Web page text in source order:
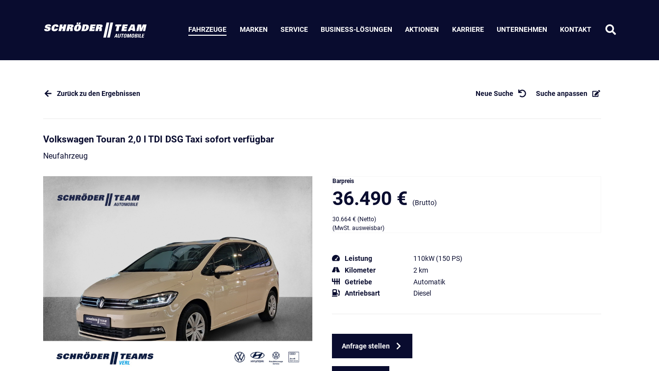
FAHRZEUGE MARKEN SERVICE BUSINESS-LÖSUNGEN AKTIONEN KARRIERE UNTERNEHMEN KONTAKT
Zurück zu den Ergebnissen Neue Suche Suche anpassen
Volkswagen Touran 2,0 l TDI DSG Taxi sofort verfügbar
Neufahrzeug
Barpreis
36.490 € (Brutto)
30.664 € (Netto)
(MwSt. ausweisbar)
Leistung
110kW (150 PS)
Kilometer
2 km
Getriebe
Automatik
Antriebsart
Diesel
Anfrage stellen